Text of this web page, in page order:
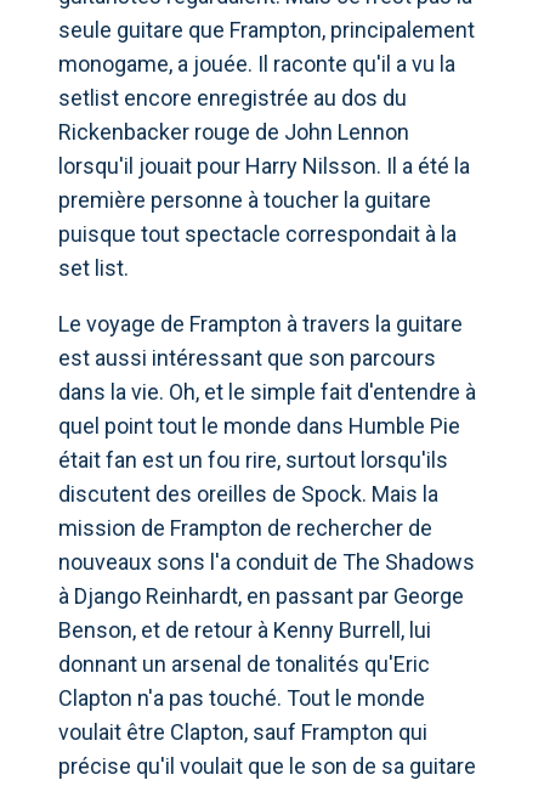
seule guitare que Frampton, principalement
monogame, a jouée. Il raconte qu'il a vu la
setlist encore enregistrée au dos du
Rickenbacker rouge de John Lennon
lorsqu'il jouait pour Harry Nilsson. Il a été la
première personne à toucher la guitare
puisque tout spectacle correspondait à la
set list.
Le voyage de Frampton à travers la guitare
est aussi intéressant que son parcours
dans la vie. Oh, et le simple fait d'entendre à
quel point tout le monde dans Humble Pie
était fan est un fou rire, surtout lorsqu'ils
discutent des oreilles de Spock. Mais la
mission de Frampton de rechercher de
nouveaux sons l'a conduit de The Shadows
à Django Reinhardt, en passant par George
Benson, et de retour à Kenny Burrell, lui
donnant un arsenal de tonalités qu'Eric
Clapton n'a pas touché. Tout le monde
voulait être Clapton, sauf Frampton qui
précise qu'il voulait que le son de sa guitare